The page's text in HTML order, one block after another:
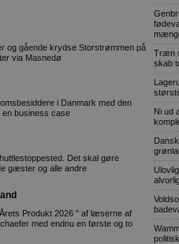
og gående krydse Storstrømmen på
via Masnedø
i Danmark med den
business case
Det skal gøre
gæster og alle andre
Produkt 2026 " af læserne af
med endnu en første og to
Træn
skab
Ni ud